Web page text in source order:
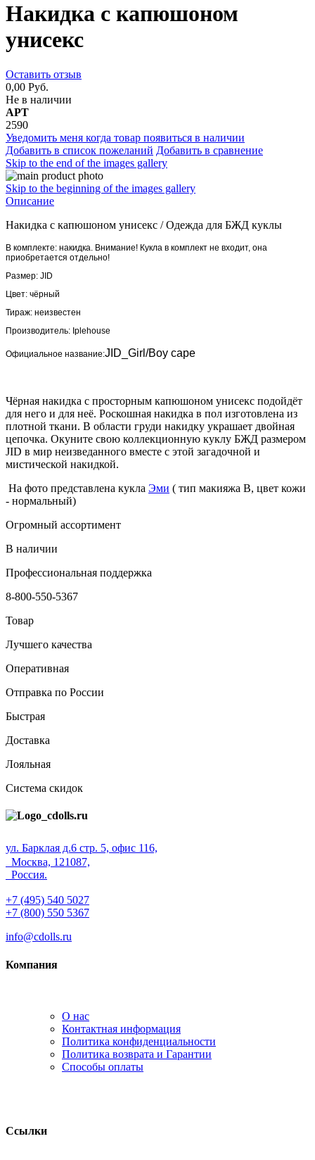
Накидка с капюшоном
унисекс
Оставить отзыв
0,00 Руб.
Не в наличии
АРТ
2590
Уведомить меня когда товар появиться в наличии
Добавить в список пожеланий Добавить в сравнение
Skip to the end of the images gallery
Skip to the beginning of the images gallery
Описание
Накидка с капюшоном унисекс /Одежда для БЖД куклы
В комплекте: накидка. Внимание! Кукла в комплект не входит, она
приобретается отдельно!
Размер: JID
Цвет: чёрный
Тираж: неизвестен
Производитель: Iplehouse
Официальное название:JID_Girl/Boy cape
Чёрная накидка с просторным капюшоном унисекс подойдёт
для него и для неё. Роскошная накидка в пол изготовлена из
плотной ткани. В области груди накидку украшает двойная
цепочка. Окуните свою коллекционную куклу БЖД размером
JID в мир неизведанного вместе с этой загадочной и
мистической накидкой.
На фото представлена кукла Эми ( тип макияжа В, цвет кожи
- нормальный)
Огромный ассортимент
В наличии
Профессиональная поддержка
8-800-550-5367
Товар
Лучшего качества
Оперативная
Отправка по России
Быстрая
Доставка
Лояльная
Система скидок
ул. Барклая д.6 стр. 5, офис 116,
Москва, 121087,
Россия.
+7 (495) 540 5027
+7 (800) 550 5367
info@cdolls.ru
Компания
О нас
Контактная информация
Политика конфиденциальности
Политика возврата и Гарантии
Способы оплаты
Ссылки